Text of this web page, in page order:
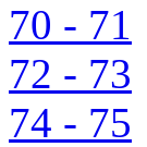
70 - 71
72 - 73
74 - 75